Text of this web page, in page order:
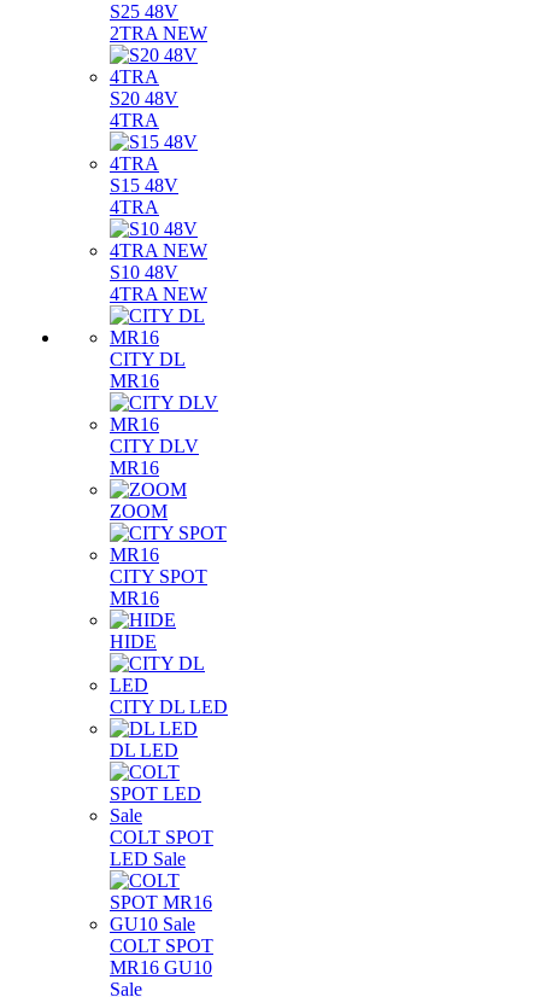
S25 48V
2TRA NEW
S20 48V
4TRA
S15 48V
4TRA
S10 48V
4TRA NEW
CITY DL
MR16
CITY DLV
MR16
ZOOM
CITY SPOT
MR16
HIDE
CITY DL LED
DL LED
COLT SPOT
LED Sale
COLT SPOT
MR16 GU10
Sale